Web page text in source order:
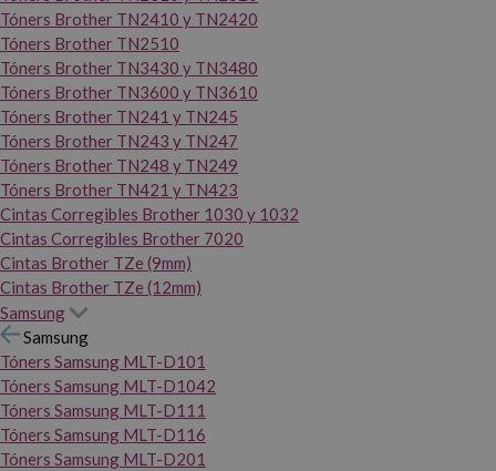
Tóners Brother TN2410 y TN2420
Tóners Brother TN2510
Tóners Brother TN3430 y TN3480
Tóners Brother TN3600 y TN3610
Tóners Brother TN241 y TN245
Tóners Brother TN243 y TN247
Tóners Brother TN248 y TN249
Tóners Brother TN421 y TN423
Cintas Corregibles Brother 1030 y 1032
Cintas Corregibles Brother 7020
Cintas Brother TZe (9mm)
Cintas Brother TZe (12mm)
Samsung
Samsung
Tóners Samsung MLT-D101
Tóners Samsung MLT-D1042
Tóners Samsung MLT-D111
Tóners Samsung MLT-D116
Tóners Samsung MLT-D201